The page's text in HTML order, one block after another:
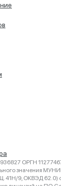
ОРГН
значения
9, ОКВЭД 62.0)